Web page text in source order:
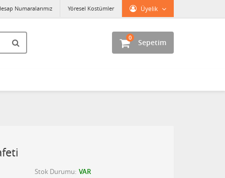
Üyelik
Numaralarımız Yöresel Kostümler
Sepetim
0
Stok Durumu VAR